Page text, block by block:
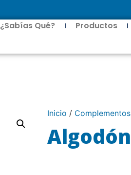
¿Sabías Qué? Productos
Inicio / Complementos
Algodón